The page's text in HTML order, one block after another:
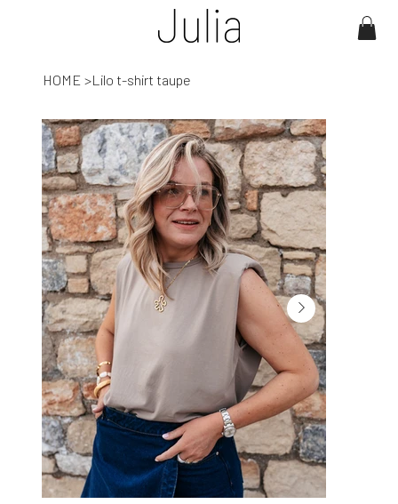
HOME >Lilo t-shirt taupe